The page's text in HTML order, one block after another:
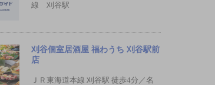
線 刈谷駅
刈谷個室居酒屋 福わうち 刈谷駅前
店
ＪＲ東海道本線 刈谷駅 徒歩4分／名